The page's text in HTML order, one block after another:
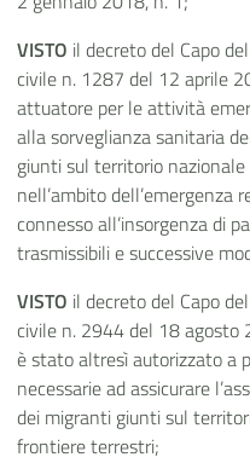
VISTO il decreto del Capo
civile n. 1287 del 12 aprile
attuatore per le attività
alla sorveglianza sanitaria
giunti sul territorio
nell’ambito dell’emergenza
connesso all’insorgenza di
trasmissibili e successive
VISTO il decreto del Capo
civile n. 2944 del 18
è stato altresì autorizzato a
necessarie ad assicurare
dei migranti giunti sul
frontiere terrestri;